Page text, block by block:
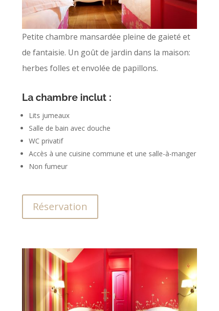
Petite chambre mansardée pleine de gaieté et
de fantaisie. Un goût de jardin dans la maison:
herbes folles et envolée de papillons.
La chambre inclut :
Lits jumeaux
Salle de bain avec douche
WC privatif
Accès à une cuisine commune et une salle-à-manger
Non fumeur
Réservation